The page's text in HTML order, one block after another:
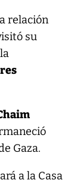
relación
su
Gaza.
a la Casa